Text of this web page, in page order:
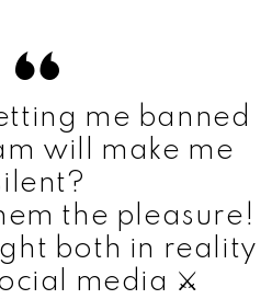
me banned
will make me
the pleasure!
both in reality
media ⚔️